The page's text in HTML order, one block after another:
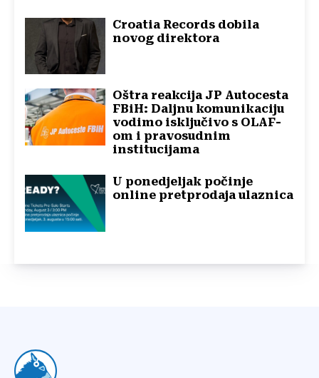
Croatia Records dobila
novog direktora
Oštra reakcija JP Autocesta
FBiH: Daljnu komunikaciju
vodimo isključivo s OLAF-
om i pravosudnim
institucijama
U ponedjeljak počinje
online pretprodaja ulaznica